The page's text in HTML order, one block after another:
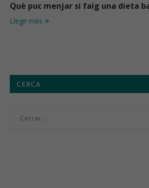
Què puc menjar si faig una dieta
Llegir més
CERCA